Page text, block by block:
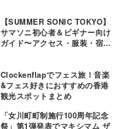
【SUMMER SONIC TOKYO】
サマソニ初心者＆ビギナー向け
ガイド〜アクセス・服装・宿泊
Clockenflapでフェス旅！音楽
&フェス好きにおすすめの香港
観光スポットまとめ
「女川町町制施行100周年記念
祭」第1弾発表でマキシマム ザ